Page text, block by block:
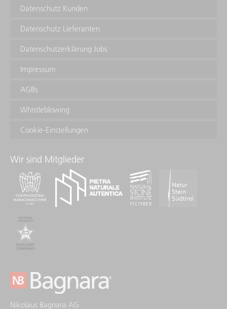
Datenschutz Kunden
Datenschutz Lieferanten
Datenschutzerklärung Jobs
Impressum
AGBs
Whistleblowing
Cookie-Einstellungen
Wir sind Mitglieder
Nikolaus Bagnara AG